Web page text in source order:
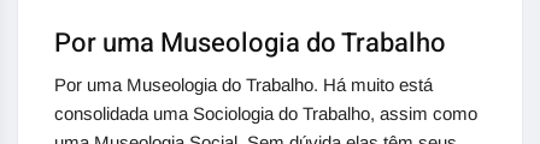
Por uma Museologia do Trabalho
Por uma Museologia do Trabalho. Há muito está
consolidada uma Sociologia do Trabalho, assim como